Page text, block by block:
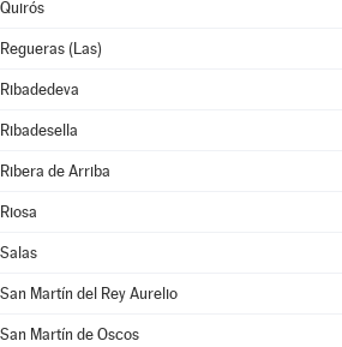
Quirós
Regueras (Las)
Ribadedeva
Ribadesella
Ribera de Arriba
Riosa
Salas
San Martín del Rey Aurelio
San Martín de Oscos